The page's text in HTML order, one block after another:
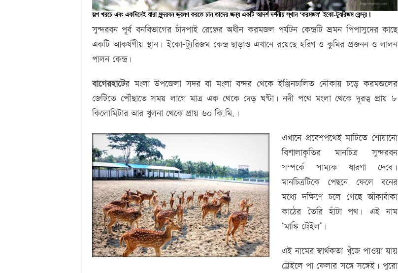
সল্প খরচে এবং একদিনেই যারা সুন্দরবন ভ্রমণ করতে চান তাদের জন্য একটি আদর্শ দর্শনীয় স্থান ‘করমজল’ ইকো-ট্যুরিজম কেন্দ্র।
সুন্দরবন পূর্ব বনবিভাগের চাঁদপাই রেঞ্জের অধীন করমজল পর্যটন কেন্দ্রটি ভ্রমন পিপাসুদের কাছে
একটি আকর্ষণীয় স্থান। ইকো-ট্যুরিজম কেন্দ্র ছাড়াও এখানে রয়েছে হরিণ ও কুমির প্রজনন ও লালন
পালন কেন্দ্র।
বাগেরহাটের মংলা উপজেলা সদর বা মংলা বন্দর থেকে ইঞ্জিনচালিত নৌকায় চড়ে করমজলের
জেটিতে পৌঁছাতে সময় লাগে মাত্র এক থেকে দেড় ঘণ্টা। নদী পথে মংলা থেকে দূরত্ব প্রায় ৮
কিলোমিটার আর খুলনা থেকে প্রায় ৬০ কি.মি.।
এখানে প্রবেশপথেই মাটিতে শোয়ানো
বিশালাকৃতির মানচিত্র সুন্দরবন
সম্পর্কে সাম্যক ধারণা দেবে।
মানচিত্রটিকে পেছনে ফেলে বনের
মধ্যে দক্ষিণে চলে গেছে আঁকাবাঁকা
কাঠের তৈরি হাঁটা পথ। এই নাম
‘মাঙ্কি ট্রেইল’।
এই নামের স্বার্থকতা খুঁজে পাওয়া যায়
ট্রেইলে পা ফেলার সঙ্গে সঙ্গেই। পুরো